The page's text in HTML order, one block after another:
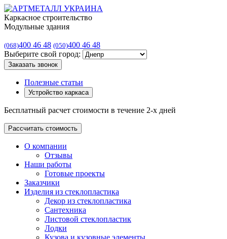
Каркасное строительство
Модульные здания
(068)400 46 48 (050)400 46 48
Выберите свой город:
Заказать звонок
Полезные статьи
Устройство каркаса
Бесплатный расчет стоимости в течение 2-х дней
Рассчитать стоимость
О компании
Отзывы
Наши работы
Готовые проекты
Заказчики
Изделия из стеклопластика
Декор из стеклопластика
Сантехника
Листовой стеклопластик
Лодки
Кузова и кузовные элементы